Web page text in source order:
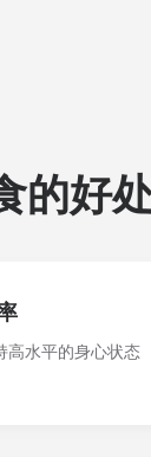
的好
高水平的身心状态